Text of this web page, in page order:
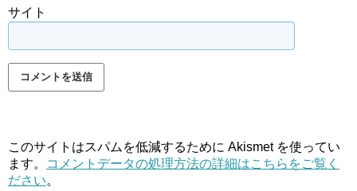
サイト
このサイトはスパムを低減するために Akismet を使ってい
ます。
コメントデータの処理方法の詳細はこちらをご覧く
ださい。